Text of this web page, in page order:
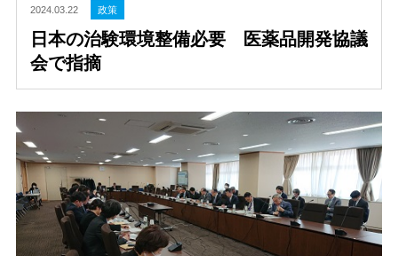
2024.03.22 政策
日本の治験環境整備必要 医薬品開発協議
会で指摘